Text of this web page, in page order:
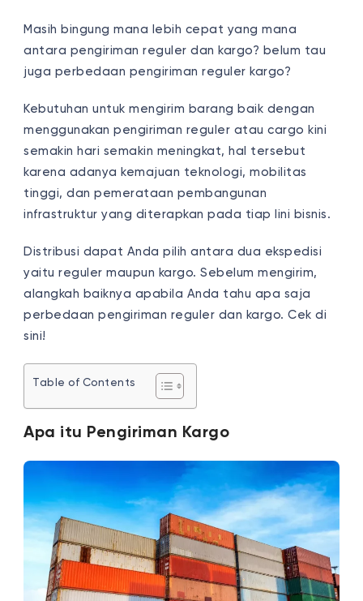
Masih bingung mana lebih cepat yang mana
antara pengiriman reguler dan kargo? belum tau
juga perbedaan pengiriman reguler kargo?
Kebutuhan untuk mengirim barang baik dengan
menggunakan pengiriman reguler atau cargo kini
semakin hari semakin meningkat, hal tersebut
karena adanya kemajuan teknologi, mobilitas
tinggi, dan pemerataan pembangunan
infrastruktur yang diterapkan pada tiap lini bisnis.
Distribusi dapat Anda pilih antara dua ekspedisi
yaitu reguler maupun kargo. Sebelum mengirim,
alangkah baiknya apabila Anda tahu apa saja
perbedaan pengiriman reguler dan kargo. Cek di
sini!
Table of Contents
Apa itu Pengiriman Kargo